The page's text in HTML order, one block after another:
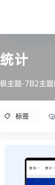
统计
极主题-7B2主
标签